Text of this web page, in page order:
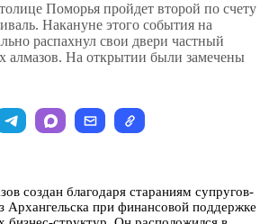
Поморья пройдет второй по счету
Накануне этого события на
распахнул свои двери частный
алмазов. На открытии были замечены
создан благодаря стараниям супругов-
Архангельска при финансовой поддержке